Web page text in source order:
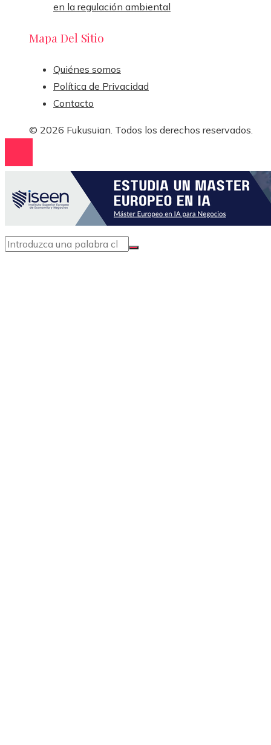
en la regulación ambiental
Mapa Del Sitio
Quiénes somos
Política de Privacidad
Contacto
© 2026 Fukusuian. Todos los derechos reservados.